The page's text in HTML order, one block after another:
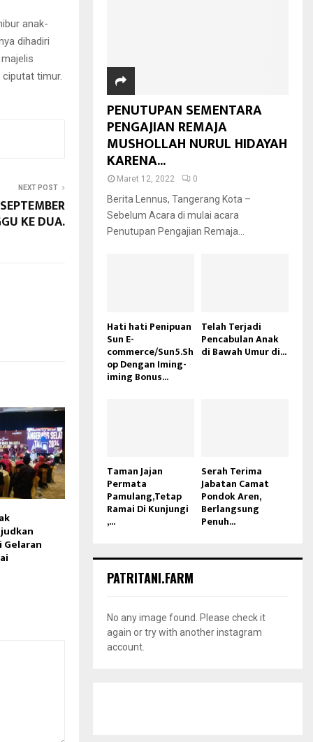
anak-
dihadiri
timur.
NEXT POST
KE DUA.
Gelaran
PENUTUPAN SEMENTARA
PENGAJIAN REMAJA
MUSHOLLAH NURUL HIDAYAH
KARENA...
Maret 12, 2022 0
Berita Lennus, Tangerang Kota –
Sebelum Acara di mulai acara
Penutupan Pengajian Remaja...
Hati hati Penipuan
Sun E-
commerce/Sun5.Sh
op Dengan Iming-
iming Bonus...
Telah Terjadi
Pencabulan Anak
di Bawah Umur di...
Taman Jajan
Permata
Pamulang,Tetap
Ramai Di Kunjungi
,...
Serah Terima
Jabatan Camat
Pondok Aren,
Berlangsung
Penuh...
PATRITANI.FARM
No any image found. Please check it
again or try with another instagram
account.